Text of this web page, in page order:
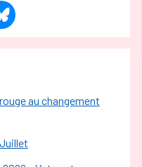
au changement